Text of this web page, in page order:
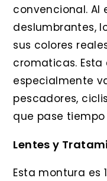
convencional. Al
deslumbrantes,
sus colores
cromaticas.
especialmente
pescadores,
que pase
Lentes y
Esta montura es